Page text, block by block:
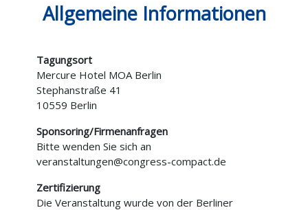
Allgemeine Informationen
Tagungsort
Mercure Hotel MOA Berlin
Stephanstraße 41
10559 Berlin
Sponsoring/Firmenanfragen
Bitte wenden Sie sich an
veranstaltungen@congress-compact.de
Zertifizierung
Die Veranstaltung wurde von der Berliner